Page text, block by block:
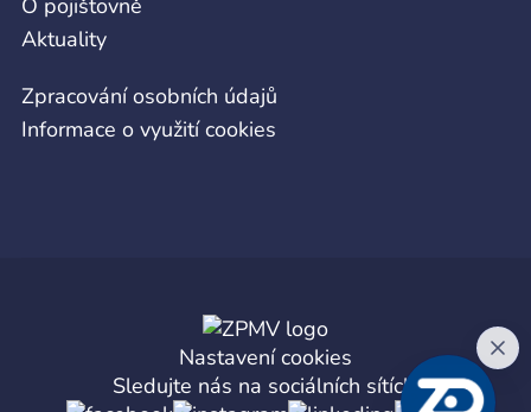
O pojištovně
Aktuality
Zpracování osobních údajů
Informace o využití cookies
Nastavení cookies
Sledujte nás na sociálních sítích: